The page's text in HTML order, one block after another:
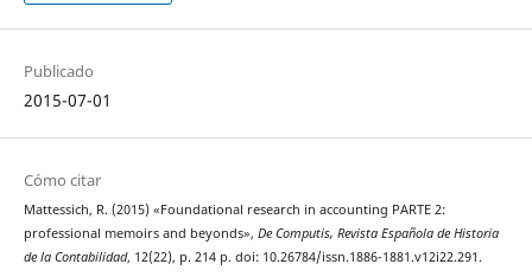
Publicado
2015-07-01
Cómo citar
Mattessich, R. (2015) «Foundational research in accounting PARTE 2:
professional memoirs and beyonds», De Computis, Revista Española de Historia
de la Contabilidad, 12(22), p. 214 p. doi: 10.26784/issn.1886-1881.v12i22.291.